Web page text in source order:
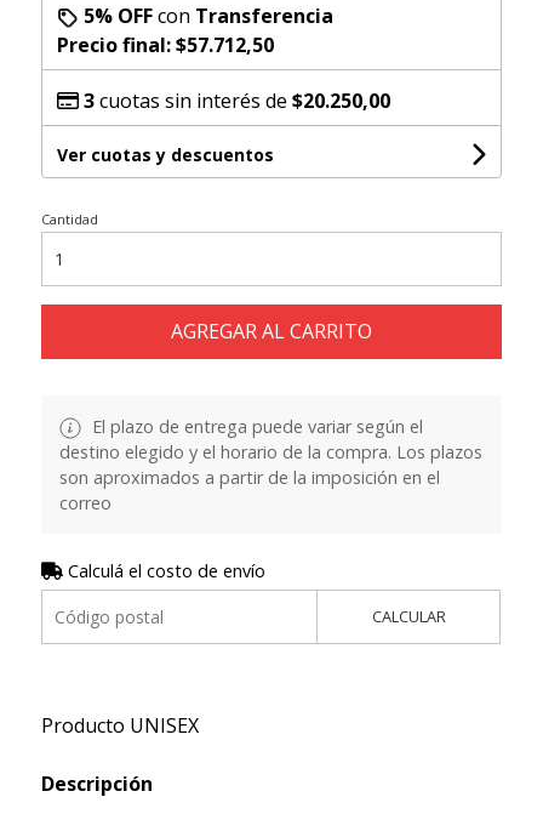
5% OFFcon Transferencia
Precio final:$57.712,50
3cuotas sin interés de $20.250,00
Ver cuotas y descuentos
Cantidad
AGREGAR AL CARRITO
El plazo de entrega puede variar según el
destino elegido y el horario de la compra. Los plazos
son aproximados a partir de la imposición en el
correo
Calculá el costo de envío
CALCULAR
Producto UNISEX
Descripción